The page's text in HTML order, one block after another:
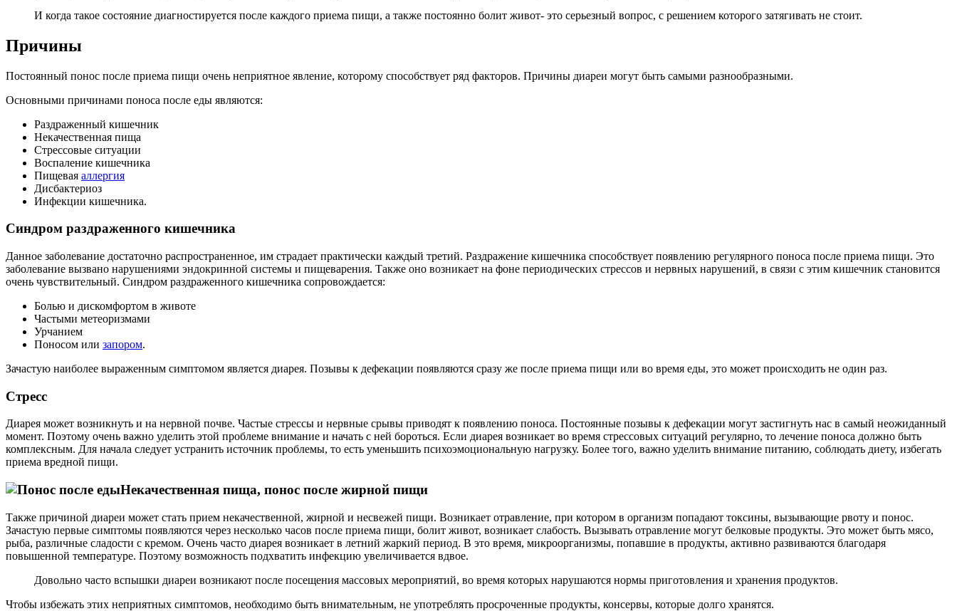
И когда такое состояние диагностируется после каждого приема пищи, а также постоянно болит живот- это серьезный вопрос, с решением которого затягивать не стоит.
Причины
Постоянный понос после приема пищи очень неприятное явление, которому способствует ряд факторов. Причины диареи могут быть самыми разнообразными.
Основными причинами поноса после еды являются:
Раздраженный кишечник
Некачественная пища
Стрессовые ситуации
Воспаление кишечника
Пищевая аллергия
Дисбактериоз
Инфекции кишечника.
Синдром раздраженного кишечника
Данное заболевание достаточно распространенное, им страдает практически каждый третий. Раздражение кишечника способствует появлению регулярного поноса после приема пищи. Это
заболевание вызвано нарушениями эндокринной системы и пищеварения. Также оно возникает на фоне периодических стрессов и нервных нарушений, в связи с этим кишечник становится
очень чувствительный. Синдром раздраженного кишечника сопровождается:
Болью и дискомфортом в животе
Частыми метеоризмами
Урчанием
Поносом или запором.
Зачастую наиболее выраженным симптомом является диарея. Позывы к дефекации появляются сразу же после приема пищи или во время еды, это может происходить не один раз.
Стресс
Диарея может возникнуть и на нервной почве. Частые стрессы и нервные срывы приводят к появлению поноса. Постоянные позывы к дефекации могут застигнуть нас в самый неожиданный
момент. Поэтому очень важно уделить этой проблеме внимание и начать с ней бороться. Если диарея возникает во время стрессовых ситуаций регулярно, то лечение поноса должно быть
комплексным. Для начала следует устранить источник проблемы, то есть уменьшить психоэмоциональную нагрузку. Более того, важно уделить внимание питанию, соблюдать диету, избегать
приема вредной пищи.
Некачественная пища, понос после жирной пищи
Также причиной диареи может стать прием некачественной, жирной и несвежей пищи. Возникает отравление, при котором в организм попадают токсины, вызывающие рвоту и понос.
Зачастую первые симптомы появляются через несколько часов после приема пищи, болит живот, возникает слабость. Вызывать отравление могут белковые продукты. Это может быть мясо,
рыба, различные сладости с кремом. Очень часто диарея возникает в летний жаркий период. В это время, микроорганизмы, попавшие в продукты, активно развиваются благодаря
повышенной температуре. Поэтому возможность подхватить инфекцию увеличивается вдвое.
Довольно часто вспышки диареи возникают после посещения массовых мероприятий, во время которых нарушаются нормы приготовления и хранения продуктов.
Чтобы избежать этих неприятных симптомов, необходимо быть внимательным, не употреблять просроченные продукты, консервы, которые долго хранятся.